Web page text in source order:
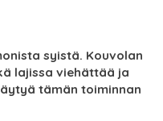
syistä. Kouvolan
lajissa viehättää ja
tämän toiminnan